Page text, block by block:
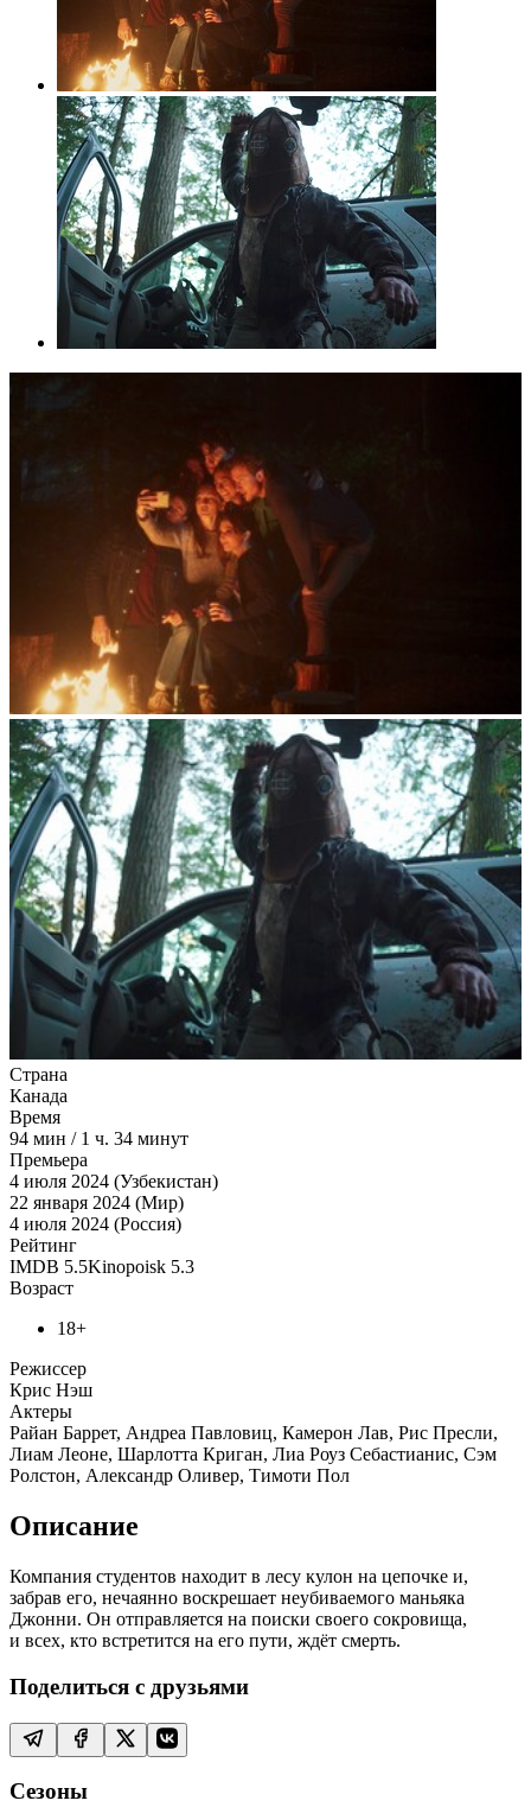
Страна
Канада
Время
94 мин / 1 ч. 34 минут
Премьера
4 июля 2024 (Узбекистан)
22 января 2024 (Мир)
4 июля 2024 (Россия)
Рейтинг
IMDB 5.5Kinopoisk 5.3
Возраст
18+
Режиссер
Крис Нэш
Актеры
Райан Баррет, Андреа Павловиц, Камерон Лав, Рис Пресли,
Лиам Леоне, Шарлотта Криган, Лиа Роуз Себастианис, Сэм
Ролстон, Александр Оливер, Тимоти Пол
Описание
Компания студентов находит в лесу кулон на цепочке и,
забрав его, нечаянно воскрешает неубиваемого маньяка
Джонни. Он отправляется на поиски своего сокровища,
и всех, кто встретится на его пути, ждёт смерть.
Поделиться с друзьями
Сезоны